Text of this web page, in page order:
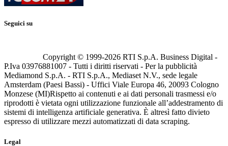
Seguici su
Copyright © 1999-2026 RTI S.p.A. Business Digital -
P.Iva 03976881007 - Tutti i diritti riservati - Per la pubblicità
Mediamond S.p.A. - RTI S.p.A., Mediaset N.V., sede legale
Amsterdam (Paesi Bassi) - Uffici Viale Europa 46, 20093 Cologno
Monzese (MI)Rispetto ai contenuti e ai dati personali trasmessi e/o
riprodotti è vietata ogni utilizzazione funzionale all’addestramento di
sistemi di intelligenza artificiale generativa. È altresì fatto divieto
espresso di utilizzare mezzi automatizzati di data scraping.
Legal